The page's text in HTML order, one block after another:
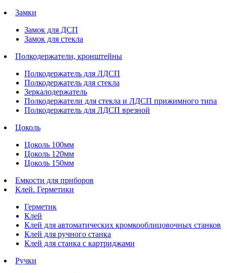
Замки
Замок для ДСП
Замок для стекла
Полкодержатели, кронштейны
Полкодержатель для ЛДСП
Полкодержатель для стекла
Зеркалодержатель
Полкодержатели для стекла и ЛДСП прижимного типа
Полкодержатель для ЛДСП врезной
Цоколь
Цоколь 100мм
Цоколь 120мм
Цоколь 150мм
Емкости для приборов
Клей. Герметики
Герметик
Клей
Клей для автоматических кромкооблицовочных станков
Клей для ручного станка
Клей для станка с картриджами
Ручки